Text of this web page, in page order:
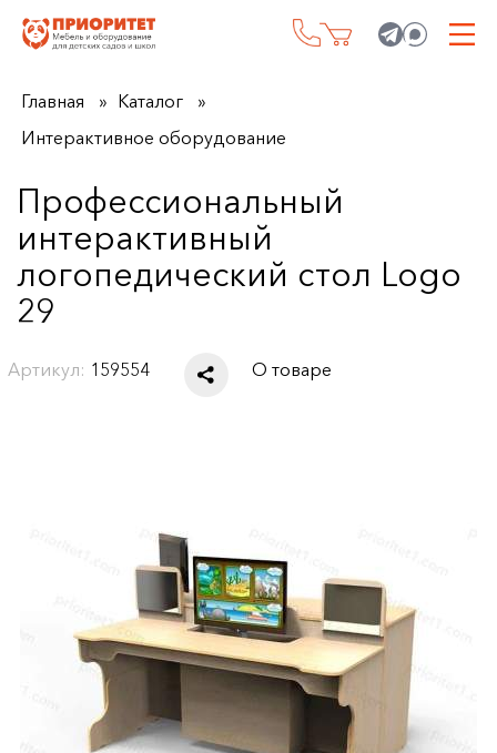
Главная
Каталог
Интерактивное оборудование
Профессиональный
интерактивный
логопедический стол Logo
29
Артикул: 159554 О товаре